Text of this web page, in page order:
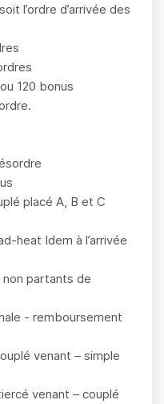
l’ordre d’arrivée des
120 bonus
placé A, B et C
heat Idem à l’arrivée
non partants de
- remboursement
venant – simple
venant – couplé